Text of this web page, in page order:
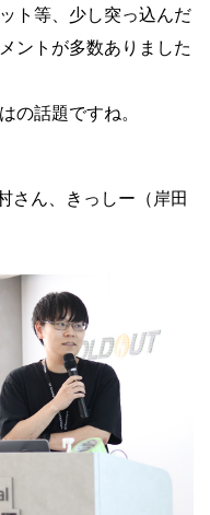
ト等、少し突っ込んだ
ントが多数ありました
の話題ですね。
さん、きっしー（岸田